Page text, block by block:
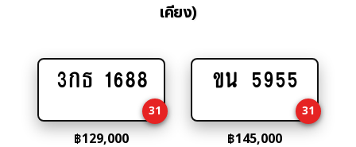
เคียง)
Add
cart
3กธ 1688
31
฿129,000
Add
cart
ขน 5955
31
฿145,000